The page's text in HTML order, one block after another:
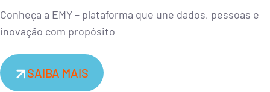
Conheça a EMY – plataforma que une dados, pessoas e
inovação com propósito
SAIBA MAIS